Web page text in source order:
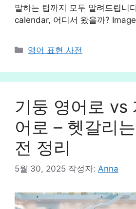
말하는 팁까지 모두 알려드립니
calendar, 어디서 왔을까?
카
고
리
영어 표현 사전
기둥 영어로 vs
어로 – 헷갈리
전 정리
5월 30, 2025 작성자: Anna